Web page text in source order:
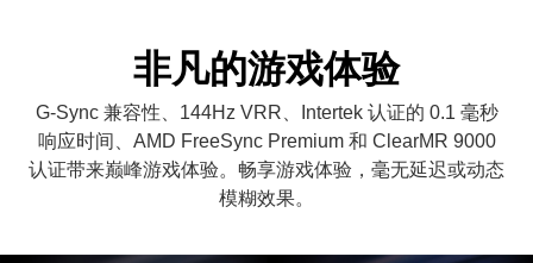
非凡的游戏体验
G-Sync 兼容性、144Hz VRR、Intertek 认证的 0.1 毫秒
响应时间、AMD FreeSync Premium 和 ClearMR 9000
认证带来巅峰游戏体验。畅享游戏体验，毫无延迟或动态
模糊效果。